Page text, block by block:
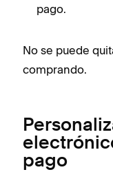
pago.
No se puede
comprando.
pago